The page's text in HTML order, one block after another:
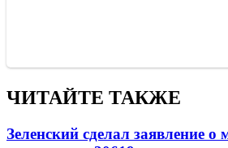
ЧИТАЙТЕ ТАКЖЕ
Зеленский сделал заявление